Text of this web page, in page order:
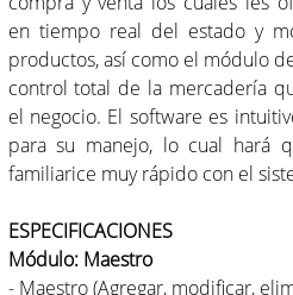
en tiempo real del estado y
productos, así como el módulo
control total de la mercadería
el negocio. El software es
para su manejo, lo cual hará
familiarice muy rápido con el
ESPECIFICACIONES
Módulo: Maestro
- Maestro (Agregar, modificar,